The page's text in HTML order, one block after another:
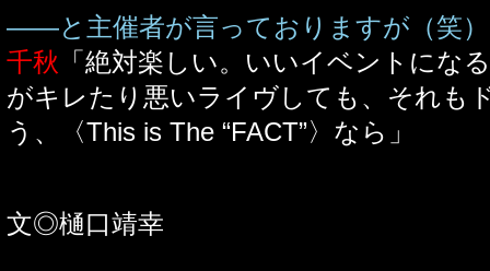
――と主催者が言っておりますが（笑
千秋 「絶対楽しい。いいイベントにな
がキレたり悪いライヴしても、それも
う、〈This is The “FACT”〉なら」
文◎樋口靖幸